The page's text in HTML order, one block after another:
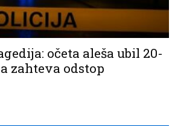
očeta aleša ubil 20-
zahteva odstop